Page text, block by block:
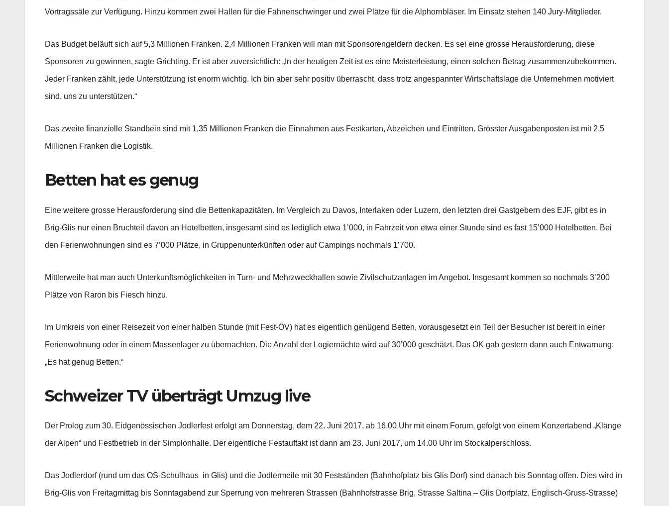
Vortragssäle zur Verfügung. Hinzu kommen zwei Hallen für die Fahnenschwinger und zwei Plätze für die Alphornbläser. Im Einsatz stehen 140 Jury-Mitglieder.
Das Budget beläuft sich auf 5,3 Millionen Franken. 2,4 Millionen Franken will man mit Sponsorengeldern decken. Es sei eine grosse Herausforderung, diese
Sponsoren zu gewinnen, sagte Grichting. Er ist aber zuversichtlich: „In der heutigen Zeit ist es eine Meisterleistung, einen solchen Betrag zusammenzubekommen.
Jeder Franken zählt, jede Unterstützung ist enorm wichtig. Ich bin aber sehr positiv überrascht, dass trotz angespannter Wirtschaftslage die Unternehmen motiviert
sind, uns zu unterstützen.“
Das zweite finanzielle Standbein sind mit 1,35 Millionen Franken die Einnahmen aus Festkarten, Abzeichen und Eintritten. Grösster Ausgabenposten ist mit 2,5
Millionen Franken die Logistik.
Betten hat es genug
Eine weitere grosse Herausforderung sind die Bettenkapazitäten. Im Vergleich zu Davos, Interlaken oder Luzern, den letzten drei Gastgebern des EJF, gibt es in
Brig-Glis nur einen Bruchteil davon an Hotelbetten, insgesamt sind es lediglich etwa 1’000, in Fahrzeit von etwa einer Stunde sind es fast 15’000 Hotelbetten. Bei
den Ferienwohnungen sind es 7’000 Plätze, in Gruppenunterkünften oder auf Campings nochmals 1’700.
Mittlerweile hat man auch Unterkunftsmöglichkeiten in Turn- und Mehrzweckhallen sowie Zivilschutzanlagen im Angebot. Insgesamt kommen so nochmals 3’200
Plätze von Raron bis Fiesch hinzu.
Im Umkreis von einer Reisezeit von einer halben Stunde (mit Fest-ÖV) hat es eigentlich genügend Betten, vorausgesetzt ein Teil der Besucher ist bereit in einer
Ferienwohnung oder in einem Massenlager zu übernachten. Die Anzahl der Logiernächte wird auf 30’000 geschätzt. Das OK gab gestern dann auch Entwarnung:
„Es hat genug Betten.“
Schweizer TV überträgt Umzug live
Der Prolog zum 30. Eidgenössischen Jodlerfest erfolgt am Donnerstag, dem 22. Juni 2017, ab 16.00 Uhr mit einem Forum, gefolgt von einem Konzertabend „Klänge
der Alpen“ und Festbetrieb in der Simplonhalle. Der eigentliche Festauftakt ist dann am 23. Juni 2017, um 14.00 Uhr im Stockalperschloss.
Das Jodlerdorf (rund um das OS-Schulhaus in Glis) und die Jodlermeile mit 30 Festständen (Bahnhofplatz bis Glis Dorf) sind danach bis Sonntag offen. Dies wird in
Brig-Glis von Freitagmittag bis Sonntagabend zur Sperrung von mehreren Strassen (Bahnhofstrasse Brig, Strasse Saltina – Glis Dorfplatz, Englisch-Gruss-Strasse)